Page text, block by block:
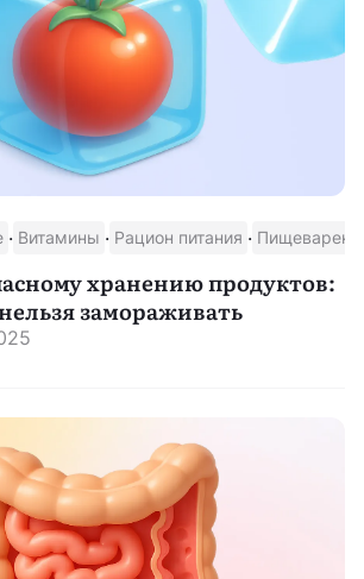
· Витамины · Рацион питания ·
хранению продуктов:
замораживать